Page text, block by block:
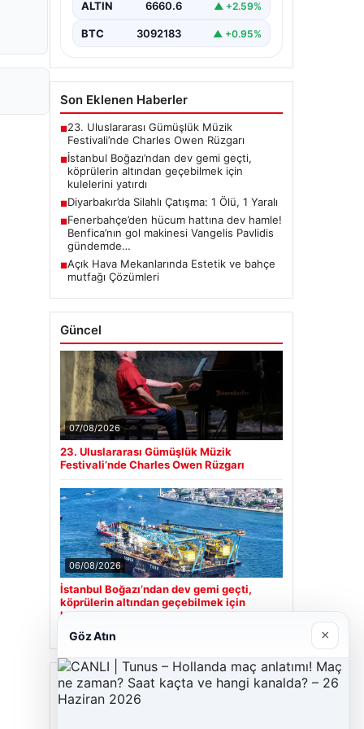
ALTIN 6660.6 ▲ +2.59%
BTC 3092183 ▲ +0.95%
Son Eklenen Haberler
■23. Uluslararası Gümüşlük Müzik
Festivali’nde Charles Owen Rüzgarı
■İstanbul Boğazı’ndan dev gemi geçti,
köprülerin altından geçebilmek için
kulelerini yatırdı
■Diyarbakır’da Silahlı Çatışma: 1 Ölü, 1 Yaralı
■Fenerbahçe’den hücum hattına dev hamle!
Benfica’nın gol makinesi Vangelis Pavlidis
gündemde…
■Açık Hava Mekanlarında Estetik ve bahçe
mutfağı Çözümleri
Güncel
07/08/2026
23. Uluslararası Gümüşlük Müzik
Festivali’nde Charles Owen Rüzgarı
06/08/2026
İstanbul Boğazı’ndan dev gemi geçti,
köprülerin altından geçebilmek için
kulelerini yatırdı
Son Eklenen Firmalar
Göz Atın ×